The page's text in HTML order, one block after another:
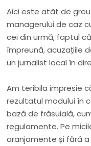
Aici este atât de
managerului de caz
cei din urmă, faptul
împreună, acuzațiile
un jurnalist local în
Am teribila impresie
rezultatul modului în
bază de frăsuială,
regulamente. Pe
aranjamente și fără a